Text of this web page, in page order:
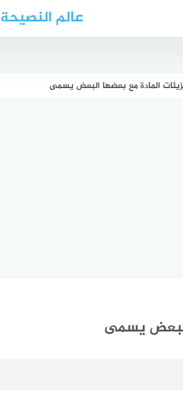
عالم النصيحة
المادة مع بعضها البعض يسمى
يسمى